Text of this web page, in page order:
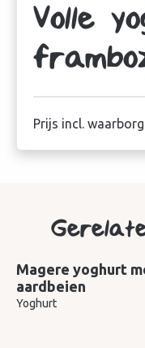
Volle
Prijs incl.
Magere yoghurt
aardbeien
Yoghurt